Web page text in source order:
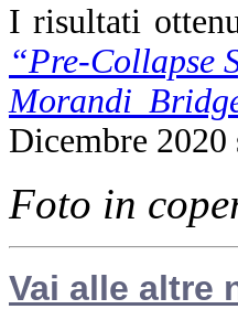
I risultati
“Pre-Collapse
Morandi
Dicembre
Foto in
Vai alle altre